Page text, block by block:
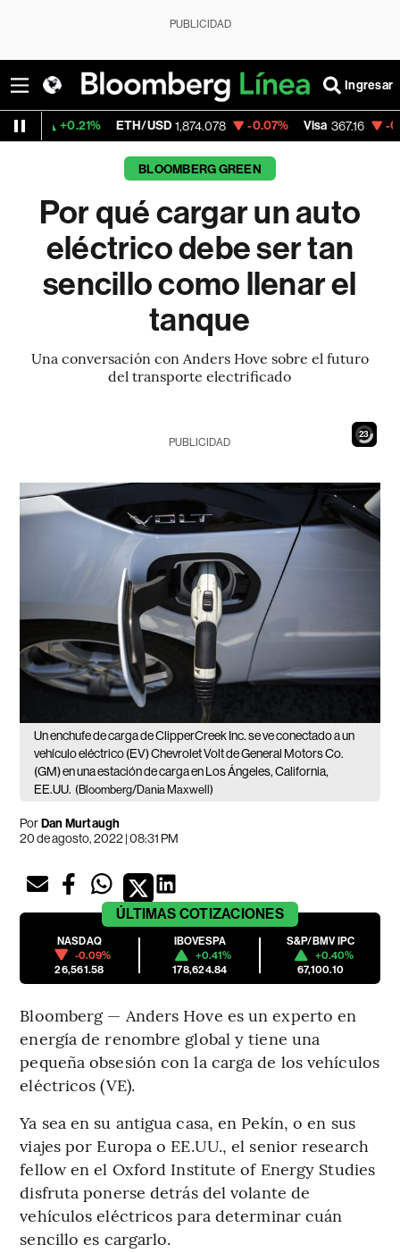
PUBLICIDAD
Ingresar
ETH/USD 1,874.078 -0.07% Visa 367.16 -0.66%
BLOOMBERG GREEN
Por qué cargar un auto
eléctrico debe ser tan
sencillo como llenar el
tanque
Una conversación con Anders Hove sobre el futuro
del transporte electrificado
21
PUBLICIDAD
Un enchufe de carga de ClipperCreek Inc. se ve conectado a un
vehículo eléctrico (EV) Chevrolet Volt de General Motors Co.
(GM) en una estación de carga en Los Ángeles, California,
EE.UU. (Bloomberg/Dania Maxwell)
PorDan Murtaugh
20 de agosto, 2022 | 08:31 PM
ÚLTIMAS COTIZACIONES
NASDAQ
-0.09%
26,561.58
IBOVESPA
+0.41%
178,624.84
S&P/BMV IPC
+0.40%
67,100.10
Bloomberg — Anders Hove es un experto en
energía de renombre global y tiene una
pequeña obsesión con la carga de los vehículos
eléctricos (VE).
Ya sea en su antigua casa, en Pekín, o en sus
viajes por Europa o EE.UU., el senior research
fellow en el Oxford Institute of Energy Studies
disfruta ponerse detrás del volante de
vehículos eléctricos para determinar cuán
sencillo es cargarlo.